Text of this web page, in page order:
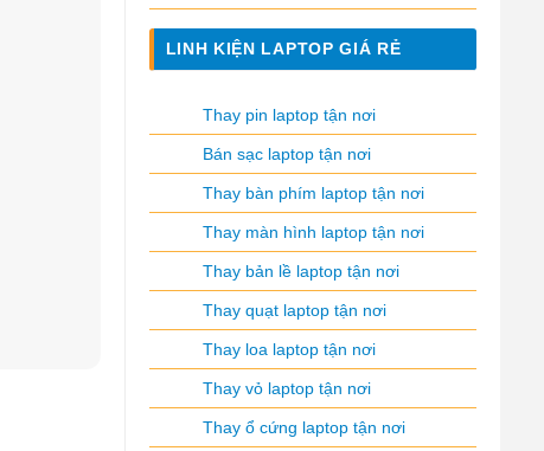
LINH KIỆN LAPTOP GIÁ RẺ
Thay pin laptop tận nơi
Bán sạc laptop tận nơi
Thay bàn phím laptop tận nơi
Thay màn hình laptop tận nơi
Thay bản lề laptop tận nơi
Thay quạt laptop tận nơi
Thay loa laptop tận nơi
Thay vỏ laptop tận nơi
Thay ổ cứng laptop tận nơi